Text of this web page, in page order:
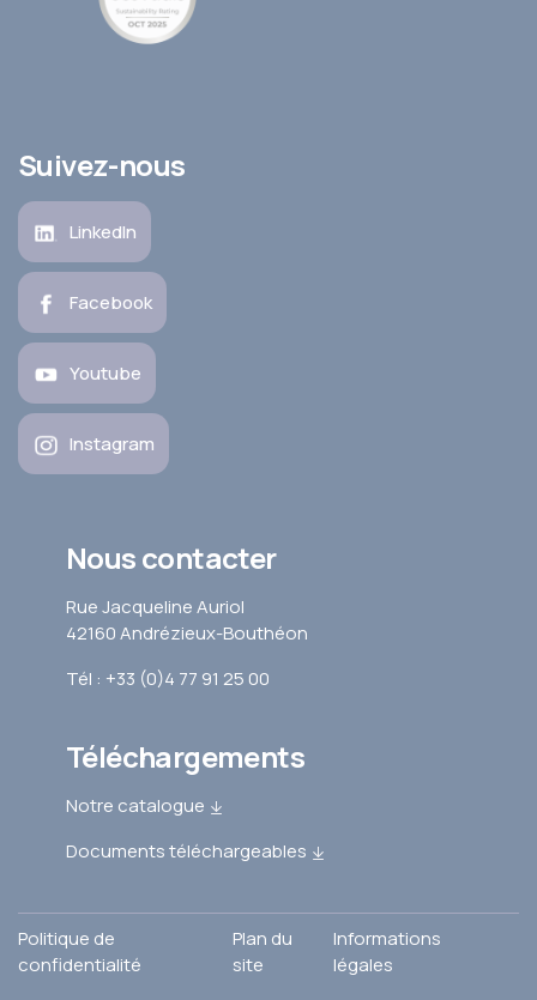
Suivez-nous
LinkedIn
Facebook
Youtube
Instagram
Nous contacter
Rue Jacqueline Auriol
42160 Andrézieux-Bouthéon
Tél : +33 (0)4 77 91 25 00
Téléchargements
Notre catalogue
Documents téléchargeables
Politique de
confidentialité
Plan du
site
Informations
légales